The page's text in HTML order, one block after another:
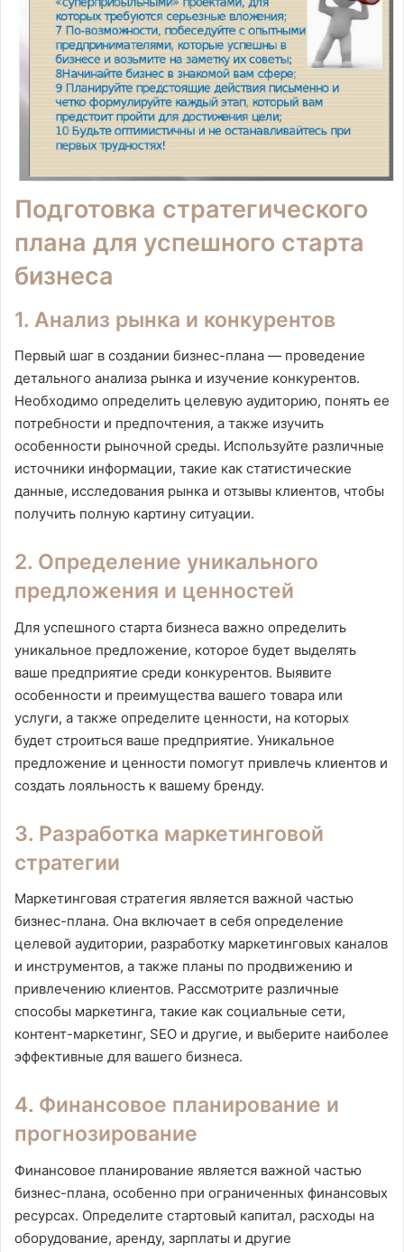
Подготовка стратегического
плана для успешного старта
бизнеса
1. Анализ рынка и конкурентов
Первый шаг в создании бизнес-плана — проведение
детального анализа рынка и изучение конкурентов.
Необходимо определить целевую аудиторию, понять ее
потребности и предпочтения, а также изучить
особенности рыночной среды. Используйте различные
источники информации, такие как статистические
данные, исследования рынка и отзывы клиентов, чтобы
получить полную картину ситуации.
2. Определение уникального
предложения и ценностей
Для успешного старта бизнеса важно определить
уникальное предложение, которое будет выделять
ваше предприятие среди конкурентов. Выявите
особенности и преимущества вашего товара или
услуги, а также определите ценности, на которых
будет строиться ваше предприятие. Уникальное
предложение и ценности помогут привлечь клиентов и
создать лояльность к вашему бренду.
3. Разработка маркетинговой
стратегии
Маркетинговая стратегия является важной частью
бизнес-плана. Она включает в себя определение
целевой аудитории, разработку маркетинговых каналов
и инструментов, а также планы по продвижению и
привлечению клиентов. Рассмотрите различные
способы маркетинга, такие как социальные сети,
контент-маркетинг, SEO и другие, и выберите наиболее
эффективные для вашего бизнеса.
4. Финансовое планирование и
прогнозирование
Финансовое планирование является важной частью
бизнес-плана, особенно при ограниченных финансовых
ресурсах. Определите стартовый капитал, расходы на
оборудование, аренду, зарплаты и другие